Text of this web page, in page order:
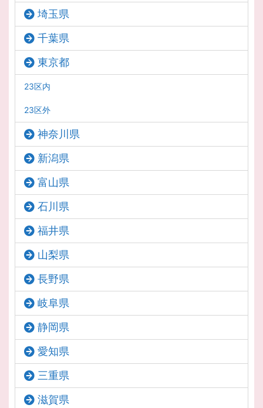
埼玉県
千葉県
東京都
23区内
23区外
神奈川県
新潟県
富山県
石川県
福井県
山梨県
長野県
岐阜県
静岡県
愛知県
三重県
滋賀県